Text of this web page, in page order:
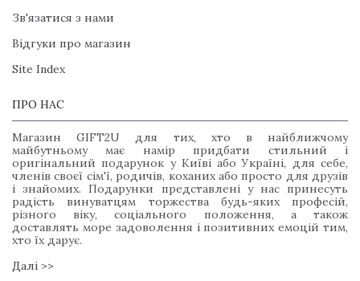
Зв'язатися з нами
Відгуки про магазин
Site Index
ПРО НАС
Магазин GIFT2U для тих, хто в найближчому
майбутньому має намір придбати стильний і
оригінальний подарунок у Київі або Україні, для себе,
членів своєї сім'ї, родичів, коханих або просто для друзів
і знайомих. Подарунки представлені у нас принесуть
радість винуватцям торжества будь-яких професій,
різного віку, соціального положення, а також
доставлять море задоволення і позитивних емоцій тим,
хто їх дарує.
Далі >>